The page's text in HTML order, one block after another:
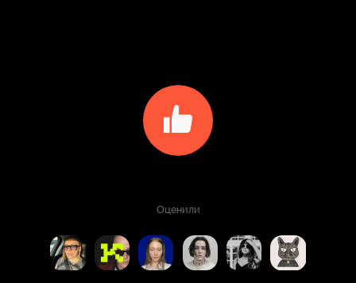
Оценили